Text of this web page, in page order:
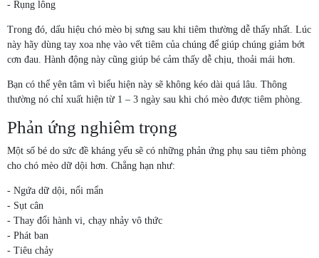
- Rụng lông
Trong đó, dấu hiệu chó mèo bị sưng sau khi tiêm thường dễ thấy nhất. Lúc
này hãy dùng tay xoa nhẹ vào vết tiêm của chúng để giúp chúng giảm bớt
cơn đau. Hành động này cũng giúp bé cảm thấy dễ chịu, thoải mái hơn.
Bạn có thể yên tâm vì biểu hiện này sẽ không kéo dài quá lâu. Thông
thường nó chỉ xuất hiện từ 1 – 3 ngày sau khi chó mèo được tiêm phòng.
Phản ứng nghiêm trọng
Một số bé do sức đề kháng yếu sẽ có những phản ứng phụ sau tiêm phòng
cho chó mèo dữ dội hơn. Chẳng hạn như:
- Ngứa dữ dội, nổi mẩn
- Sụt cân
- Thay đổi hành vi, chạy nhảy vô thức
- Phát ban
- Tiêu chảy